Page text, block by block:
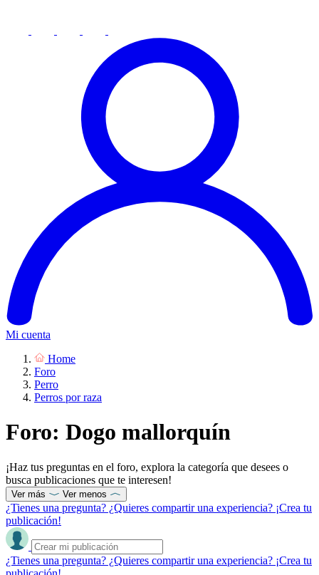
Mi cuenta
Home
Foro
Perro
Perros por raza
Foro: Dogo mallorquín
¡Haz tus preguntas en el foro, explora la categoría que desees o
busca publicaciones que te interesen!
Ver más Ver menos
¿Tienes una pregunta? ¿Quieres compartir una experiencia? ¡Crea tu
publicación!
¿Tienes una pregunta? ¿Quieres compartir una experiencia? ¡Crea tu